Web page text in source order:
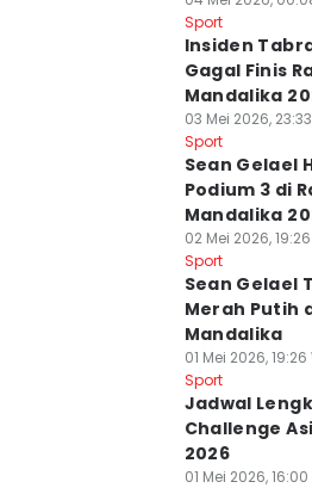
Sport
Insiden
Gagal Finis
Mandalika
03 Mei 2026,
Sport
Sean Gelael
Podium 3 di
Mandalika
02 Mei 2026,
Sport
Sean Gelael
Merah Putih
Mandalika
01 Mei 2026, 19:26
Sport
Jadwal
Challenge
2026
01 Mei 2026, 16:00